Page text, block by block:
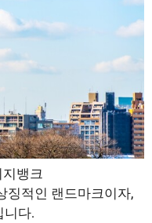
뱅크
징적인 랜드마크이자,
니다.